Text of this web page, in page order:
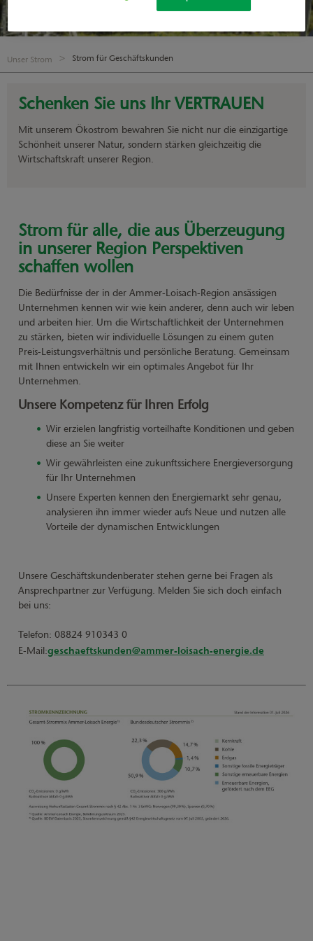
Unser Strom Strom für Geschäftskunden
Schenken Sie uns Ihr VERTRAUEN
Mit unserem Ökostrom bewahren Sie nicht nur die einzigartige
Schönheit unserer Natur, sondern stärken gleichzeitig die
Wirtschaftskraft unserer Region.
Strom für alle, die aus Überzeugung
in unserer Region Perspektiven
schaffen wollen
Die Bedürfnisse der in der Ammer-Loisach-Region ansässigen
Unternehmen kennen wir wie kein anderer, denn auch wir leben
und arbeiten hier. Um die Wirtschaftlichkeit der Unternehmen
zu stärken, bieten wir individuelle Lösungen zu einem guten
Preis-Leistungsverhältnis und persönliche Beratung. Gemeinsam
mit Ihnen entwickeln wir ein optimales Angebot für Ihr
Unternehmen.
Unsere Kompetenz für Ihren Erfolg
Wir erzielen langfristig vorteilhafte Konditionen und geben
diese an Sie weiter
Wir gewährleisten eine zukunftssichere Energieversorgung
für Ihr Unternehmen
Unsere Experten kennen den Energiemarkt sehr genau,
analysieren ihn immer wieder aufs Neue und nutzen alle
Vorteile der dynamischen Entwicklungen
Unsere Geschäftskundenberater stehen gerne bei Fragen als
Ansprechpartner zur Verfügung. Melden Sie sich doch einfach
bei uns:
Telefon: 08824 910343 0
E-Mail:geschaeftskunden@ammer-loisach-energie.de